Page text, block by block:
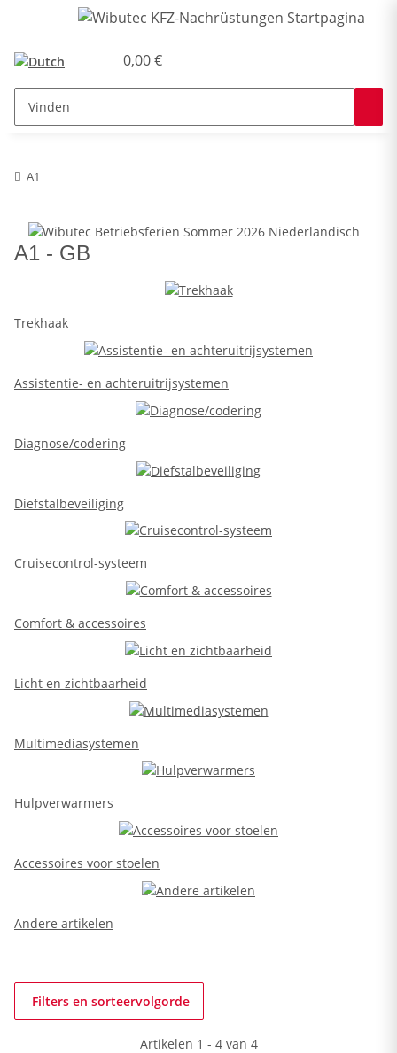
0,00 €
A1
A1 - GB
Trekhaak
Assistentie- en achteruitrijsystemen
Diagnose/codering
Diefstalbeveiliging
Cruisecontrol-systeem
Comfort & accessoires
Licht en zichtbaarheid
Multimediasystemen
Hulpverwarmers
Accessoires voor stoelen
Andere artikelen
Filters en sorteervolgorde
Artikelen 1 - 4 van 4